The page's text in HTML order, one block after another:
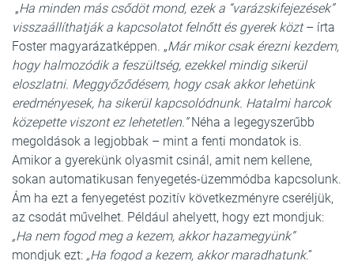
„Ha minden más csődöt mond, ezek a “varázskifejezések”
visszaállíthatják a kapcsolatot felnőtt és gyerek közt– írta
Foster magyarázatképpen. „Már mikor csak érezni kezdem,
hogy halmozódik a feszültség, ezekkel mindig sikerül
eloszlatni. Meggyőződésem, hogy csak akkor lehetünk
eredményesek, ha sikerül kapcsolódnunk. Hatalmi harcok
közepette viszont ez lehetetlen.”Néha a legegyszerűbb
megoldások a legjobbak – mint a fenti mondatok is.
Amikor a gyerekünk olyasmit csinál, amit nem kellene,
sokan automatikusan fenyegetés-üzemmódba kapcsolunk.
Ám ha ezt a fenyegetést pozitív következményre cseréljük,
az csodát művelhet. Például ahelyett, hogy ezt mondjuk:
„Ha nem fogod meg a kezem, akkor hazamegyünk”
mondjuk ezt: „Ha fogod a kezem, akkor maradhatunk.”